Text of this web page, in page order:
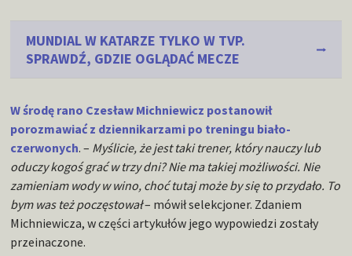
MUNDIAL W KATARZE TYLKO W TVP.
SPRAWDŹ, GDZIE OGLĄDAĆ MECZE
W środę rano Czesław Michniewicz postanowił
porozmawiać z dziennikarzami po treningu biało-
czerwonych. – Myślicie, że jest taki trener, który nauczy lub
oduczy kogoś grać w trzy dni? Nie ma takiej możliwości. Nie
zamieniam wody w wino, choć tutaj może by się to przydało. To
bym was też poczęstował– mówił selekcjoner. Zdaniem
Michniewicza, w części artykułów jego wypowiedzi zostały
przeinaczone.